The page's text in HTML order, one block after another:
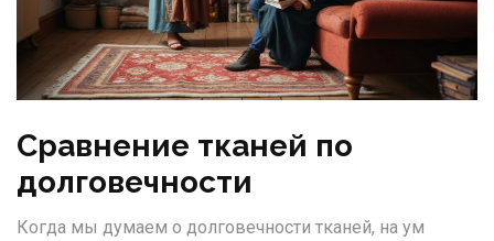
Сравнение тканей по
долговечности
Когда мы думаем о долговечности тканей, на ум